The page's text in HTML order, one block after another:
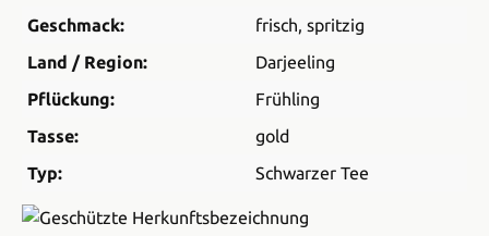
Geschmack:
frisch, spritzig
Land / Region:
Darjeeling
Pflückung:
Frühling
Tasse:
gold
Typ:
Schwarzer Tee